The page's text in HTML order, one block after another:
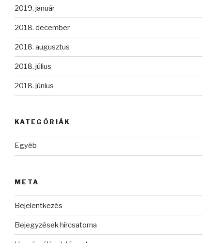
2019. január
2018. december
2018. augusztus
2018. július
2018. június
KATEGÓRIÁK
Egyéb
META
Bejelentkezés
Bejegyzések hírcsatorna